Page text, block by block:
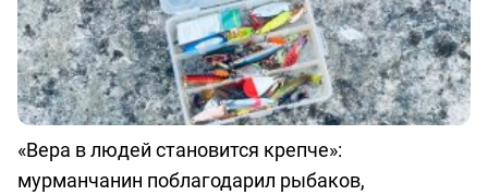
«Вера в людей становится крепче»:
мурманчанин поблагодарил рыбаков,